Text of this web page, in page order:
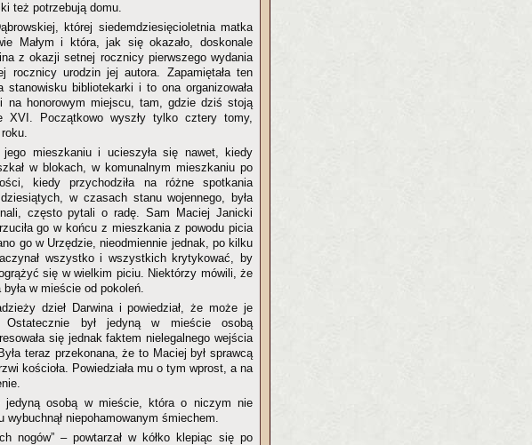
też potrzebują domu.
której siedemdziesięcioletnia matka
Małym i która, jak się okazało, doskonale
z okazji setnej rocznicy pierwszego wydania
rocznicy urodzin jej autora. Zapamiętała ten
bibliotekarki i to ona organizowała
na honorowym miejscu, tam, gdzie dziś stoją
XVI. Początkowo wyszły tylko cztery tomy,
mieszkaniu i ucieszyła się nawet, kiedy
w blokach, w komunalnym mieszkaniu po
kiedy przychodziła na różne spotkania
w czasach stanu wojennego, była
często pytali o radę. Sam Maciej Janicki
go w końcu z mieszkania z powodu picia
go w Urzędzie, nieodmiennie jednak, po kilku
wszystko i wszystkich krytykować, by
się w wielkim piciu. Niektórzy mówili, że
w mieście od pokoleń.
dzieł Darwina i powiedział, że może je
był jedyną w mieście osobą
się jednak faktem nielegalnego wejścia
teraz przekonana, że to Maciej był sprawcą
kościoła. Powiedziała mu o tym wprost, a na
jedyną osobą w mieście, która o niczym nie
wybuchnął niepohamowanym śmiechem.
nogów” – powtarzał w kółko klepiąc się po